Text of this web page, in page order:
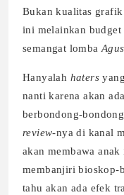
Bukan kualitas
ini melainkan budget
semangat lomba
Hanyalah haters
nanti karena akan
berbondong-
review-nya di kanal
akan membawa
membanjiri bioskop-
tahu akan ada efek